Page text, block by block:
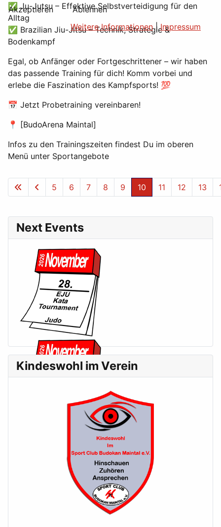
✅ Ju-Jutsu – Effektive Selbstverteidigung für den
Alltag
✅ Brazilian Jiu-Jitsu – Technik, Strategie &
Bodenkampf
Egal, ob Anfänger oder Fortgeschrittener – wir haben
das passende Training für dich! Komm vorbei und
erlebe die Faszination des Kampfsports! 💯
📅 Jetzt Probetraining vereinbaren!
📍 [BudoArena Maintal]
Infos zu den Trainingszeiten findest Du im oberen
Menü unter Sportangebote
Seite 10 von 24
5 6 7 8 9 10 11 12 13
Next Events
Kindeswohl im Verein
Akzeptieren
Ablehnen
Weitere Informationen|Impressum